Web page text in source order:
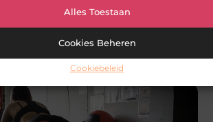
Alles Toestaan
Cookies Beheren
Cookiebeleid
een Gescheurde Pees in de